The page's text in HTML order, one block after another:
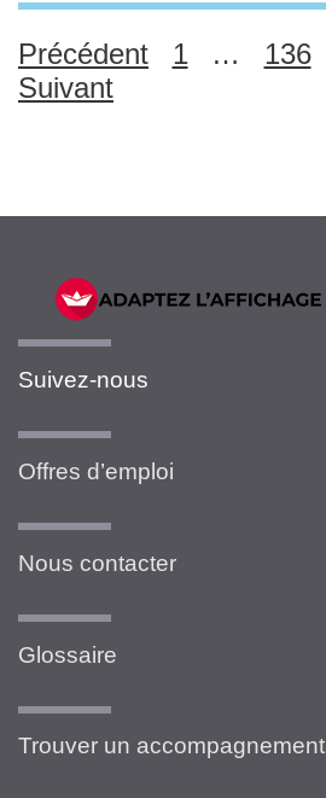
Précédent 1 … 136
Suivant
Suivez-nous
Offres d’emploi
Nous contacter
Glossaire
Trouver un accompagnement